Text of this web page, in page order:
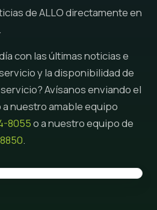
de ALLO directamente en
con las últimas noticias e
y la disponibilidad de
Avísanos enviando el
nuestro amable equipo
8055o a nuestro equipo de
.